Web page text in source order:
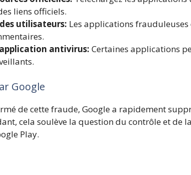
liens officiels.
utilisateurs: Les applications frauduleuses
antivirus: Certaines applications
Google
de cette fraude, Google a rapidement
cela soulève la question du contrôle et de
Play.